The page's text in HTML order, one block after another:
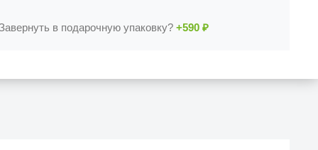
в подарочную упаковку? +590 ₽